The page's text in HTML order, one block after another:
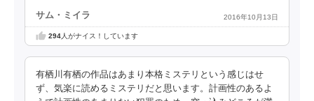
サム・ミイラ 2016年10月13日
294人がナイス！しています
有栖川有栖の作品はあまり本格ミステリという感じはせ
ず、気楽に読めるミステリだと思います。計画性のあるよ